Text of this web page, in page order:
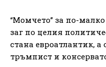
“Момчето” за по-
заг по целия
стана евроатлантик, а
тръмпист и